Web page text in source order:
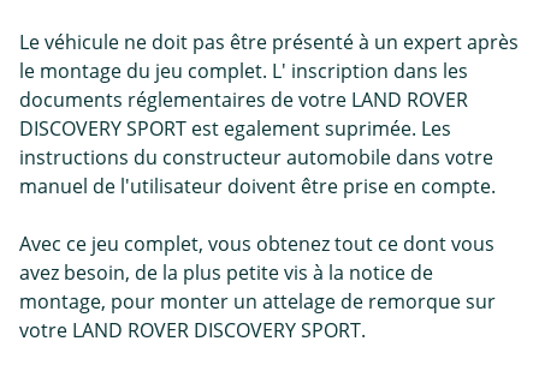
Le véhicule ne doit pas être présenté à un expert après
le montage du jeu complet. L' inscription dans les
documents réglementaires de votre LAND ROVER
DISCOVERY SPORT est egalement suprimée. Les
instructions du constructeur automobile dans votre
manuel de l'utilisateur doivent être prise en compte.
Avec ce jeu complet, vous obtenez tout ce dont vous
avez besoin, de la plus petite vis à la notice de
montage, pour monter un attelage de remorque sur
votre LAND ROVER DISCOVERY SPORT.